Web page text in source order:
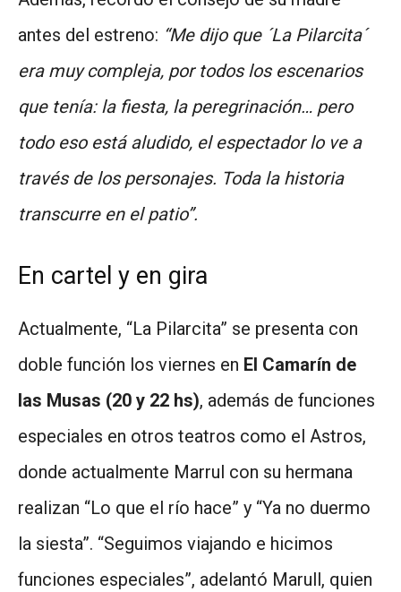
antes del estreno: “Me dijo que ´La Pilarcita´
era muy compleja, por todos los escenarios
que tenía: la fiesta, la peregrinación… pero
todo eso está aludido, el espectador lo ve a
través de los personajes. Toda la historia
transcurre en el patio”.
En cartel y en gira
Actualmente, “La Pilarcita” se presenta con
doble función los viernes en El Camarín de
las Musas (20 y 22 hs), además de funciones
especiales en otros teatros como el Astros,
donde actualmente Marrul con su hermana
realizan “Lo que el río hace” y “Ya no duermo
la siesta”. “Seguimos viajando e hicimos
funciones especiales”, adelantó Marull, quien